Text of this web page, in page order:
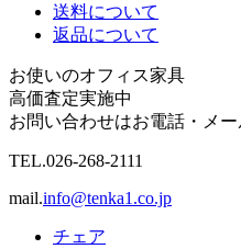
送料について
返品について
お使いのオフィス家具
高価査定実施中
お問い合わせはお電話・メー
TEL.026-268-2111
mail.info@tenka1.co.jp
チェア